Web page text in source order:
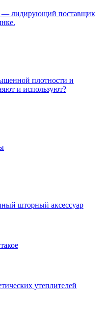
лидирующий поставщик
плотности и
и используют?
шторный аксессуар
утеплителей